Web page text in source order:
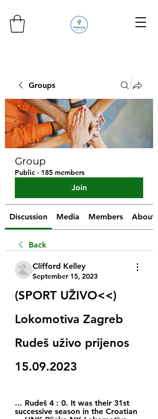
Groups
Group
Public · 185 members
Join
Discussion Media Members About
Back
Clifford Kelley
September 15, 2023
(SPORT UŽIVO<<)
Lokomotiva Zagreb
Rudeš uživo prijenos
15.09.2023
... Rudeš 4 : 0. It was their 31st
successive season in the Croatian